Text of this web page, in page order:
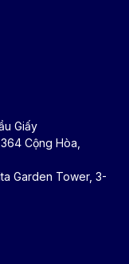
Giấy
Cộng Hòa,
Garden Tower, 3-